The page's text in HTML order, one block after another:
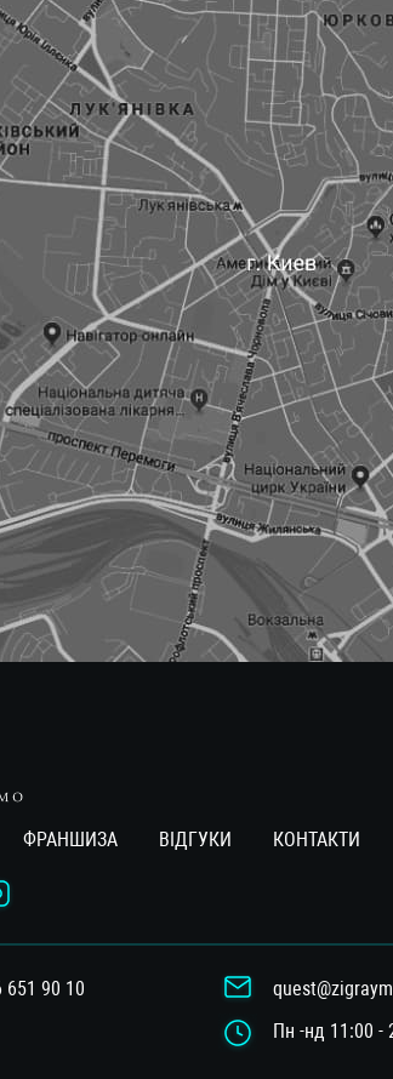
ФРАНШИЗА ВIДГУКИ КОНТАКТИ
651 90 10
Пн -нд 11:00 -